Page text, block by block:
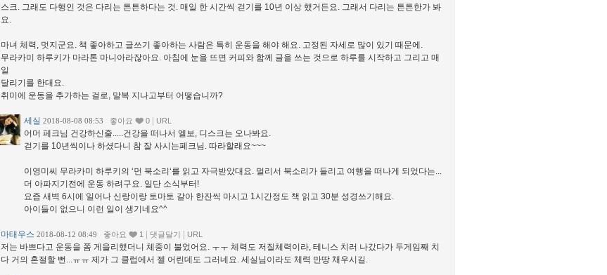
스크. 그래도 다행인 것은 다리는 튼튼하다는 것. 매일 한 시간씩 걷기를 10년 이상 했거든요. 그래서 다리는 튼튼한가 봐
요.
마녀 체력, 멋지군요. 책 좋아하고 글쓰기 좋아하는 사람은 특히 운동을 해야 해요. 고정된 자세로 많이 있기 때문에.
무라카미 하루키가 마라톤 마니아라잖아요. 아침에 눈을 뜨면 커피와 함께 글을 쓰는 것으로 하루를 시작하고 그리고 매
일
달리기를 한대요.
취미에 운동을 추가하는 걸로, 말복 지나고부터 어떻습니까?
세실 2018-08-08 08:53 좋아요 0 URL
어머 페크님 건강하신줄.....건강을 떠나서 엘보, 디스크는 오나봐요.
걷기를 10년씩이나 하셨다니 참 잘 사시는페크님. 따라할래요~~~
이영미씨 무라카미 하루키의 ‘먼 북소리‘를 읽고 자극받았대요. 멀리서 북소리가 들리고 여행을 떠나게 되었다는...
더 아파지기전에 운동 하려구요. 일단 소식부터!
요즘 새벽 6시에 일어나 신랑이랑 토마토 갈아 한잔씩 마시고 1시간정도 책 읽고 30분 성경쓰기해요.
아이들이 없으니 이런 일이 생기네요^^
마태우스 2018-08-12 08:49 좋아요 1 댓글달기 URL
저는 바쁘다고 운동을 쫌 게을리했더니 체중이 불었어요. ㅜㅜ 체력도 저질체력이라, 테니스 치러 나갔다가 두게임째 치
다 거의 혼절할 뻔...ㅠㅠ 제가 그 클럽에서 젤 어린데도 그러네요. 세실님이라도 체력 만땅 채우시길.